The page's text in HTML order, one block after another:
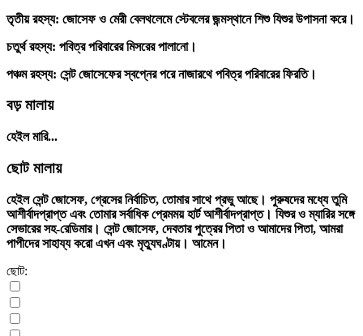
তৃতীয় রহস্য: জোসেফ ও মেরী বেলথলেমে স্টেবলের জন্মস্থানে শিশু যিশুর উপাসনা করে।
চতুর্থ রহস্য: পবিত্র পরিবারের মিসরের পালানো।
পঞ্চম রহস্য: সেন্ট জোসেফের স্বপ্নের পরে নাজারথে পবিত্র পরিবারের ফিরতি।
বড় মালায়
হেইল মারি...
ছোট মালায়
হেইল সেন্ট জোসেফ, গ্রেসের নির্বাচিত, তোমার সাথে প্রভু আছে। পুরুষদের মধ্যে তুমি
আশীর্বাদপ্রাপ্ত এবং তোমার সর্বাধিক প্রেমময় হার্ট আশীর্বাদপ্রাপ্ত। যিশুর ও ম্যারির সঙ্গে
সেভারের সহ-রেডিমার। সেন্ট জোসেফ, দেবতার পুত্রের পিতা ও আমাদের পিতা, আমরা
পাপীদের সাহায্য করো এখন এবং মৃত্যুঘণ্টায়। আমেন।
ছোট: